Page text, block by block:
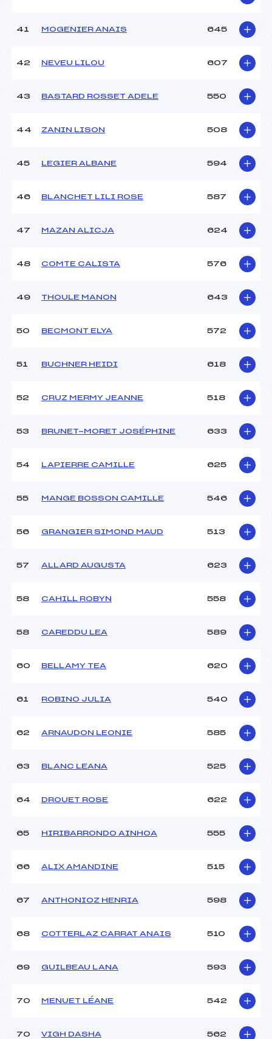
41 MOGENIER ANAIS 645
42 NEVEU LILOU 607
43 BASTARD ROSSET ADELE 550
44 ZANIN LISON 508
45 LEGIER ALBANE 594
46 BLANCHET LILI ROSE 587
47 MAZAN ALICJA 624
48 COMTE CALISTA 576
49 THOULE MANON 643
50 BECMONT ELYA 572
51 BUCHNER HEIDI 618
52 CRUZ MERMY JEANNE 518
53 BRUNET-MORET JOSÉPHINE 633
54 LAPIERRE CAMILLE 625
55 MANGE BOSSON CAMILLE 546
56 GRANGIER SIMOND MAUD 513
57 ALLARD AUGUSTA 623
58 CAHILL ROBYN 558
58 CAREDDU LEA 589
60 BELLAMY TEA 620
61 ROBINO JULIA 540
62 ARNAUDON LEONIE 585
63 BLANC LEANA 525
64 DROUET ROSE 622
65 HIRIBARRONDO AINHOA 555
66 ALIX AMANDINE 515
67 ANTHONIOZ HENRIA 598
68 COTTERLAZ CARRAT ANAIS 510
69 GUILBEAU LANA 593
70 MENUET LÉANE 542
70 VIGH DASHA 562